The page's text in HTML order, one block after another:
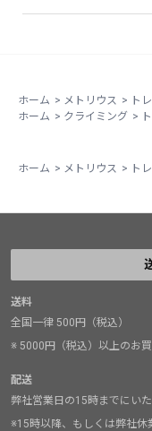
ホーム > メトリウス > ト
ホーム > クライミング >
ホーム > メトリウス > ト
送料
全国一律 500円（税込）
※ 5000円（税込）以上のお
配送
弊社営業日の15時までにい
※15時以降、もしくは弊社休